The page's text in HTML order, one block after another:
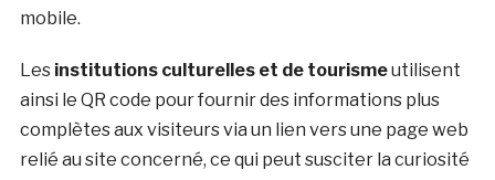
mobile.
Lesinstitutions culturelles et de tourismeutilisent
ainsi le QR code pour fournir des informations plus
complètes aux visiteurs via un lien vers une page web
relié au site concerné, ce qui peut susciter la curiosité